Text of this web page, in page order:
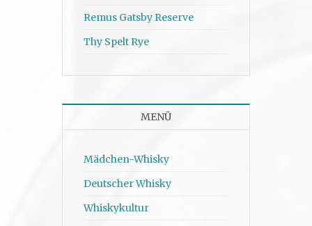
Remus Gatsby Reserve
Thy Spelt Rye
MENÜ
Mädchen-Whisky
Deutscher Whisky
Whiskykultur